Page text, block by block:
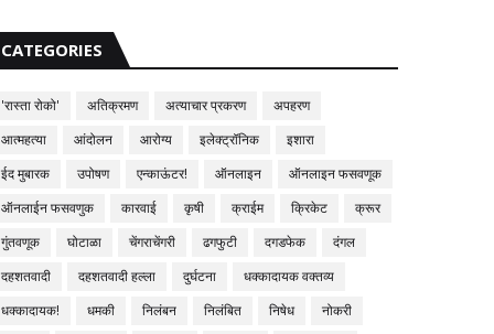
CATEGORIES
'रास्ता रोको' अतिक्रमण अत्याचार प्रकरण
अपहरण
आत्महत्या
आंदोलन आरोग्य इलेक्ट्रॉनिक
इशारा
ईद मुबारक
उपोषण एन्काऊंटर! ऑनलाइन
ऑनलाइन फसवणूक
ऑनलाईन फसवणुक
कारवाई कृषी क्राईम क्रिकेट
क्रूर
गुंतवणूक
घोटाळा चेंगराचेंगरी ढगफुटी दगडफेक
दंगल
दहशतवादी
दहशतवादी हल्ला दुर्घटना
धक्कादायक वक्तव्य
धक्कादायक!
धमकी निलंबन निलंबित निषेध
नोकरी